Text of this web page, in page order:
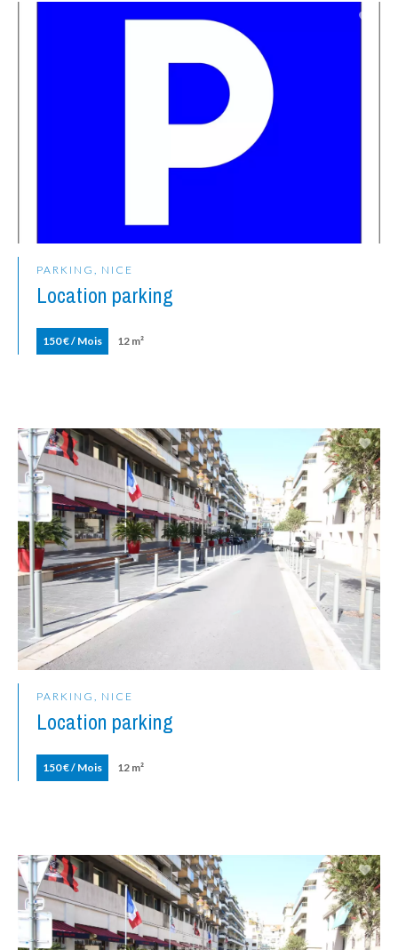
PARKING, NICE
Location parking
150 € / Mois 12 m²
PARKING, NICE
Location parking
150 € / Mois 12 m²